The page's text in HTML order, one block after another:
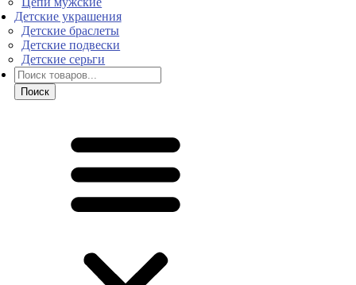
Детские украшения
Детские браслеты
Детские подвески
Детские серьги
Поиск
товаров
Поиск